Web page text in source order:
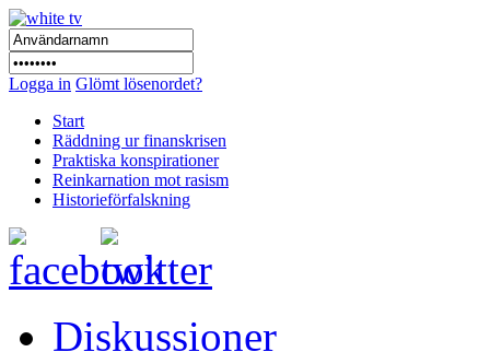
Logga in Glömt lösenordet?
Start
Räddning ur finanskrisen
Praktiska konspirationer
Reinkarnation mot rasism
Historieförfalskning
Diskussioner